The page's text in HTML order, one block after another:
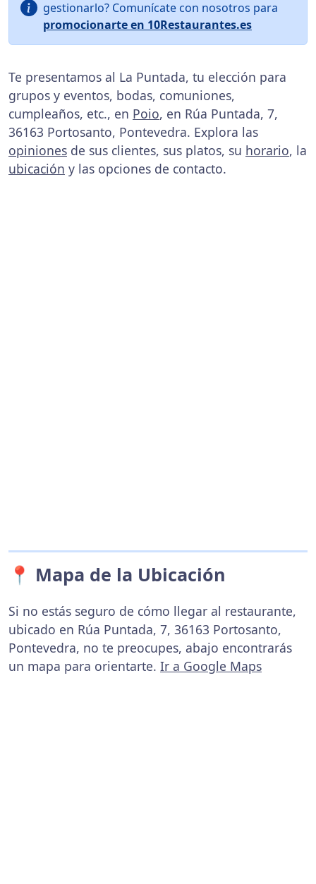
gestionarlo? Comunícate con nosotros para
promocionarte en 10Restaurantes.es
Te presentamos al La Puntada, tu elección para
grupos y eventos, bodas, comuniones,
cumpleaños, etc., en Poio, en Rúa Puntada, 7,
36163 Portosanto, Pontevedra. Explora las
opiniones de sus clientes, sus platos, su horario, la
ubicación y las opciones de contacto.
📍 Mapa de la Ubicación
Si no estás seguro de cómo llegar al restaurante,
ubicado en Rúa Puntada, 7, 36163 Portosanto,
Pontevedra, no te preocupes, abajo encontrarás
un mapa para orientarte. Ir a Google Maps